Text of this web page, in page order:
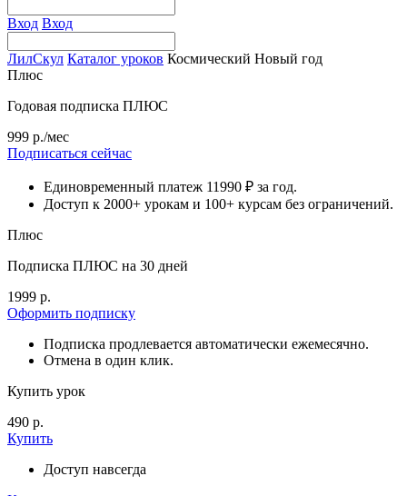
Вход Вход
ЛилСкул Каталог уроков Космический Новый год
Плюс
Годовая подписка ПЛЮС
999 р./мес
Подписаться сейчас
Единовременный платеж 11990 ₽ за год.
Доступ к 2000+ урокам и 100+ курсам без ограничений.
Плюс
Подписка ПЛЮС на 30 дней
1999 р.
Оформить подписку
Подписка продлевается автоматически ежемесячно.
Отмена в один клик.
Купить урок
490 р.
Купить
Доступ навсегда